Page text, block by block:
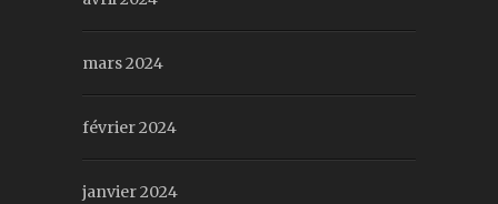
mars 2024
février 2024
janvier 2024